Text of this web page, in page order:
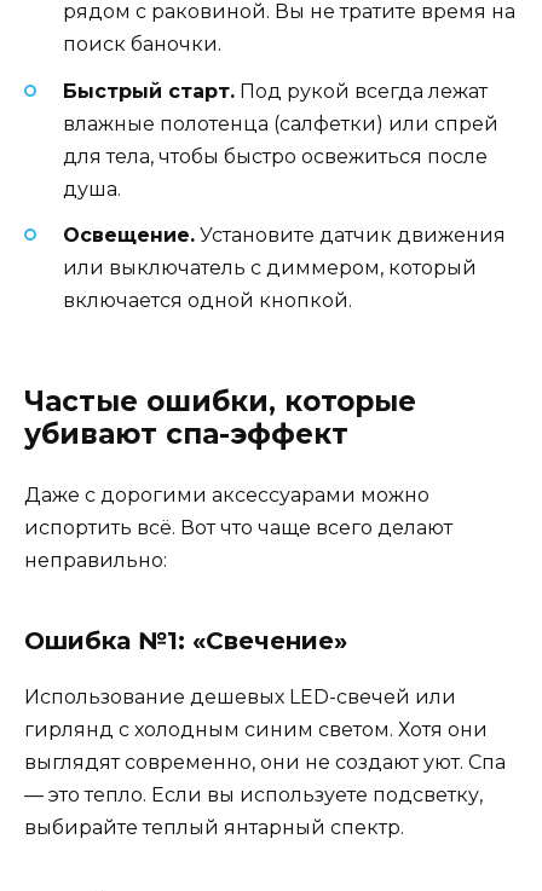
рядом с раковиной. Вы не тратите время на
поиск баночки.
Быстрый старт. Под рукой всегда лежат
влажные полотенца (салфетки) или спрей
для тела, чтобы быстро освежиться после
душа.
Освещение. Установите датчик движения
или выключатель с диммером, который
включается одной кнопкой.
Частые ошибки, которые
убивают спа-эффект
Даже с дорогими аксессуарами можно
испортить всё. Вот что чаще всего делают
неправильно:
Ошибка №1: «Свечение»
Использование дешевых LED-свечей или
гирлянд с холодным синим светом. Хотя они
выглядят современно, они не создают уют. Спа
— это тепло. Если вы используете подсветку,
выбирайте теплый янтарный спектр.